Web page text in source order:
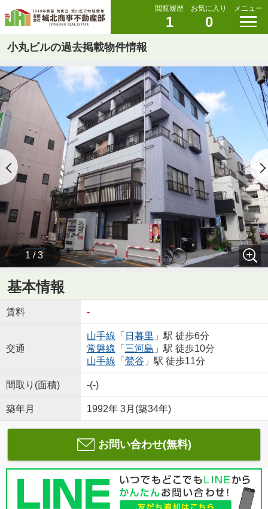
閲覧履歴
1
お気に入り
0
メニュー
小丸ビルの過去掲載物件情報
1 / 3
基本情報
賃料 -
交通
山手線 「 日暮里 」駅 徒歩6分
常磐線 「 三河島 」駅 徒歩10分
山手線 「 鶯谷 」駅 徒歩11分
間取り(面積) -(-)
築年月 1992年 3月(築34年)
お問い合わせ(無料)